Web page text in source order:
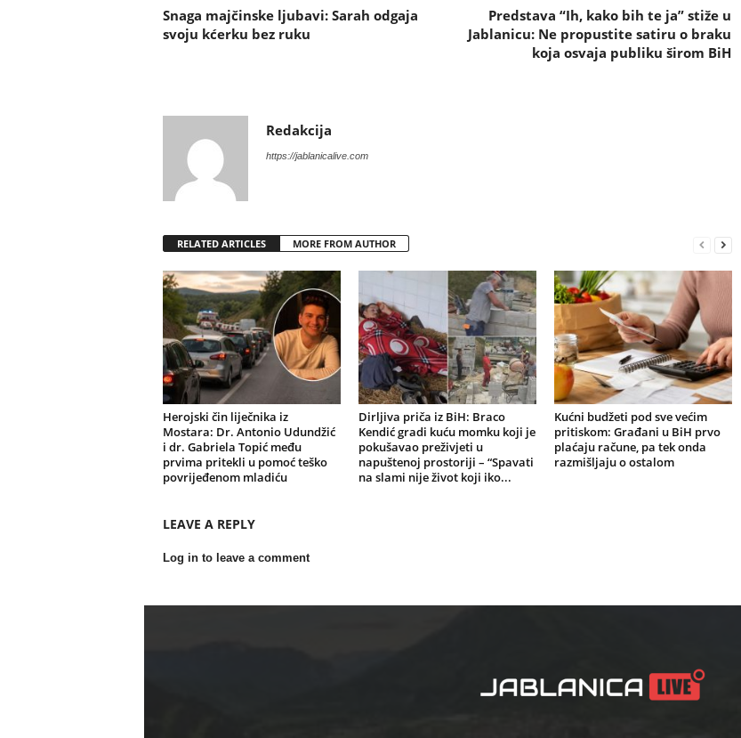
Snaga majčinske ljubavi: Sarah odgaja
svoju kćerku bez ruku
Predstava “Ih, kako bih te ja” stiže u
Jablanicu: Ne propustite satiru o braku
koja osvaja publiku širom BiH
Redakcija
https://jablanicalive.com
RELATED ARTICLES MORE FROM AUTHOR
Herojski čin liječnika iz
Mostara: Dr. Antonio Udundžić
i dr. Gabriela Topić među
prvima pritekli u pomoć teško
povrijeđenom mladiću
Dirljiva priča iz BiH: Braco
Kendić gradi kuću momku koji je
pokušavao preživjeti u
napuštenoj prostoriji – “Spavati
na slami nije život koji iko...
Kućni budžeti pod sve većim
pritiskom: Građani u BiH prvo
plaćaju račune, pa tek onda
razmišljaju o ostalom
LEAVE A REPLY
Log in to leave a comment